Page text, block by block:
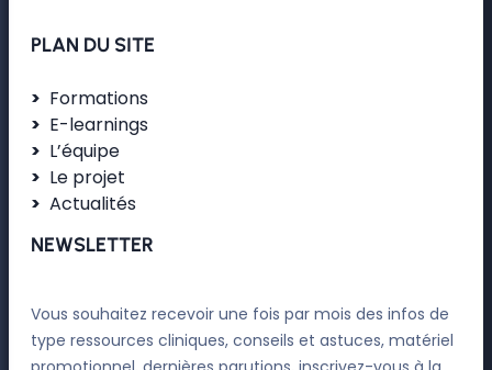
PLAN DU SITE
Formations
E-learnings
L’équipe
Le projet
Actualités
NEWSLETTER
Vous souhaitez recevoir une fois par mois des infos de
type ressources cliniques, conseils et astuces, matériel